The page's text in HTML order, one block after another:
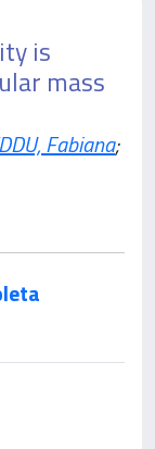
is
mass
Fabiana;